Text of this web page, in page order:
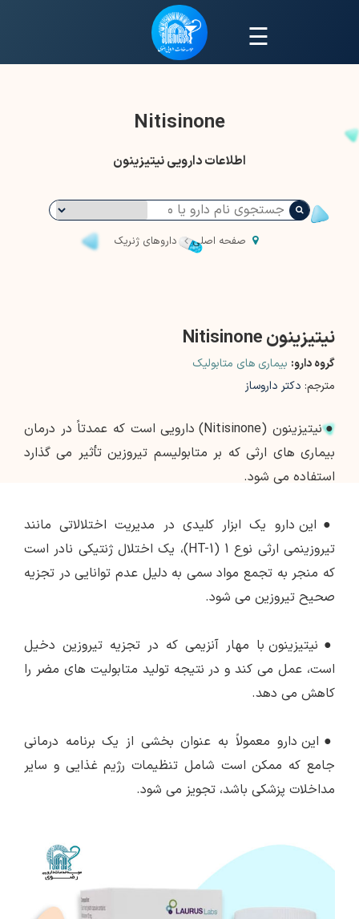
☰
Nitisinone
اطلاعات دارویی نیتیزینون
صفحه اصلی داروهای ژنریک
نیتیزینون Nitisinone
گروه دارو: بیماری های متابولیک
مترجم: دکتر داروساز
●
نیتیزینون (Nitisinone) دارویی است که عمدتاً در درمان
بیماری های ارثی که بر متابولیسم تیروزین تأثیر می گذارد
استفاده می شود.
● این دارو یک ابزار کلیدی در مدیریت اختلالاتی مانند
تیروزینمی ارثی نوع 1 (HT-1)، یک اختلال ژنتیکی نادر است
که منجر به تجمع مواد سمی به دلیل عدم توانایی در تجزیه
صحیح تیروزین می شود.
● نیتیزینون با مهار آنزیمی که در تجزیه تیروزین دخیل
است، عمل می کند و در نتیجه تولید متابولیت های مضر را
کاهش می دهد.
● این دارو معمولاً به عنوان بخشی از یک برنامه درمانی
جامع که ممکن است شامل تنظیمات رژیم غذایی و سایر
مداخلات پزشکی باشد، تجویز می شود.